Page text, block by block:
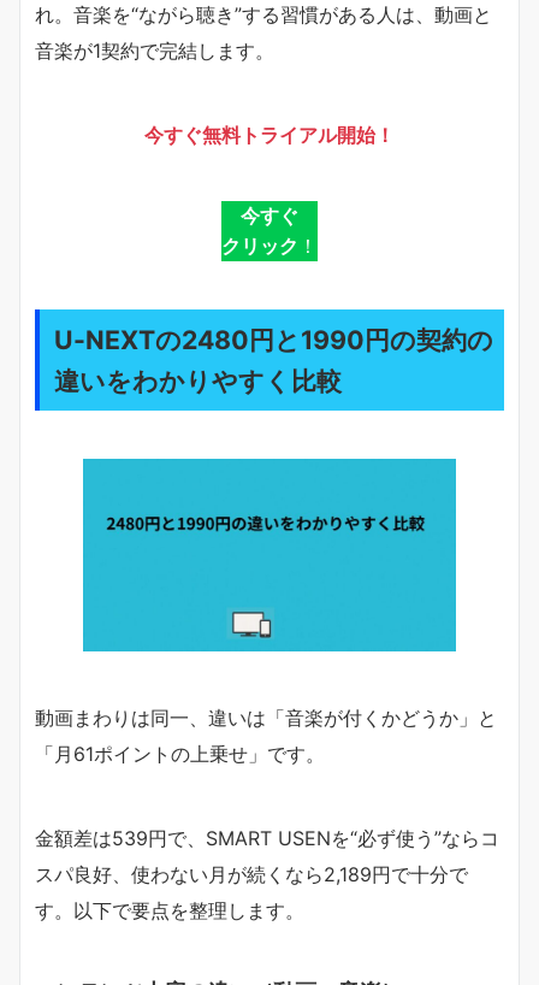
れ。音楽を“ながら聴き”する習慣がある人は、動画と
音楽が1契約で完結します。
今すぐ無料トライアル開始！
今すぐ
クリック ！
U-NEXTの2480円と1990円の契約の
違いをわかりやすく比較
動画まわりは同一、違いは「音楽が付くかどうか」と
「月61ポイントの上乗せ」です。
金額差は539円で、SMART USENを“必ず使う”ならコ
スパ良好、使わない月が続くなら2,189円で十分で
す。以下で要点を整理します。